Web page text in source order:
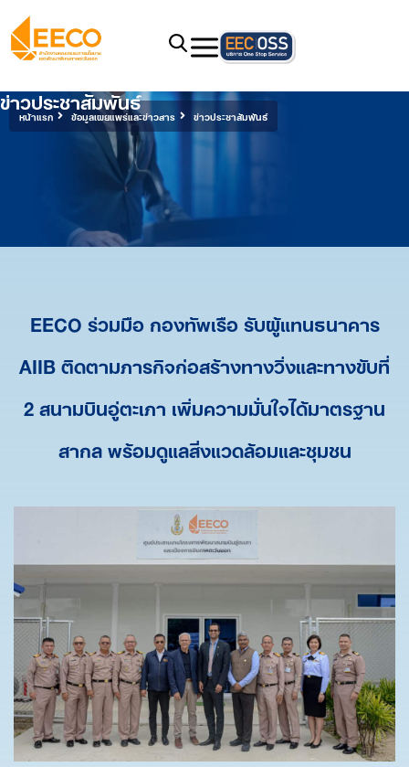
หน้าแรก ข้อมูลเผยแพร่และข่าวสาร ข่าวประชาสัมพันธ์
ข่าวประชาสัมพันธ์
EECO ร่วมมือ กองทัพเรือ รับผู้แทนธนาคาร
AIIB ติดตามภารกิจก่อสร้างทางวิ่งและทางขับที่
2 สนามบินอู่ตะเภา เพิ่มความมั่นใจได้มาตรฐาน
สากล พร้อมดูแลสิ่งแวดล้อมและชุมชน